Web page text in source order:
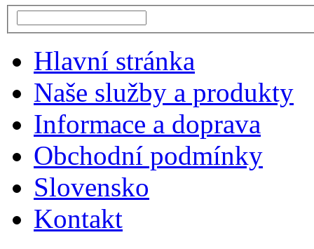
Hlavní stránka
Naše služby a produkty
Informace a doprava
Obchodní podmínky
Slovensko
Kontakt